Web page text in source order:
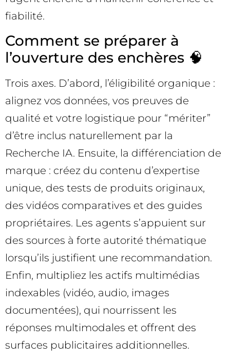
fiabilité.
Comment se préparer à
l’ouverture des enchères 🧠
Trois axes. D’abord, l’éligibilité organique :
alignez vos données, vos preuves de
qualité et votre logistique pour “mériter”
d’être inclus naturellement par la
Recherche IA. Ensuite, la différenciation de
marque : créez du contenu d’expertise
unique, des tests de produits originaux,
des vidéos comparatives et des guides
propriétaires. Les agents s’appuient sur
des sources à forte autorité thématique
lorsqu’ils justifient une recommandation.
Enfin, multipliez les actifs multimédias
indexables (vidéo, audio, images
documentées), qui nourrissent les
réponses multimodales et offrent des
surfaces publicitaires additionnelles.